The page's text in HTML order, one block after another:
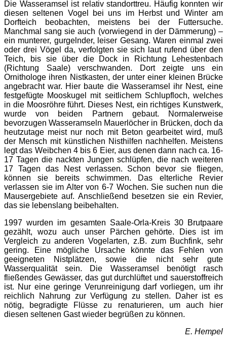
Die Wasseramsel ist relativ standorttreu. Häufig konnten wir
diesen seltenen Vogel bei uns im Herbst und Winter am
Dorfteich beobachten, meistens bei der Futtersuche.
Manchmal sang sie auch (vorwiegend in der Dämmerung) –
ein munterer, gurgelnder, leiser Gesang. Waren einmal zwei
oder drei Vögel da, verfolgten sie sich laut rufend über den
Teich, bis sie über die Dock in Richtung Lehestenbach
(Richtung Saale) verschwanden. Dort zeigte uns ein
Ornithologe ihren Nistkasten, der unter einer kleinen Brücke
angebracht war. Hier baute die Wasseramsel ihr Nest, eine
festgefügte Mooskugel mit seitlichem Schlupfloch, welches
in die Moosröhre führt. Dieses Nest, ein richtiges Kunstwerk,
wurde von beiden Partnern gebaut. Normalerweise
bevorzugen Wasseramseln Mauerlöcher in Brücken, doch da
heutzutage meist nur noch mit Beton gearbeitet wird, muß
der Mensch mit künstlichen Nisthilfen nachhelfen. Meistens
legt das Weibchen 4 bis 6 Eier, aus denen dann nach ca. 16-
17 Tagen die nackten Jungen schlüpfen, die nach weiteren
17 Tagen das Nest verlassen. Schon bevor sie fliegen,
können sie bereits schwimmen. Das elterliche Revier
verlassen sie im Alter von 6-7 Wochen. Sie suchen nun die
Mausergebiete auf. Anschließend besetzen sie ein Revier,
das sie lebenslang beibehalten.
1997 wurden im gesamten Saale-Orla-Kreis 30 Brutpaare
gezählt, wozu auch unser Pärchen gehörte. Dies ist im
Vergleich zu anderen Vogelarten, z.B. zum Buchfink, sehr
gering. Eine mögliche Ursache könnte das Fehlen von
geeigneten Nistplätzen, sowie die nicht sehr gute
Wasserqualität sein. Die Wasseramsel benötigt rasch
fließendes Gewässer, das gut durchlüftet und sauerstoffreich
ist. Nur eine geringe Verunreinigung darf vorliegen, um ihr
reichlich Nahrung zur Verfügung zu stellen. Daher ist es
nötig, begradigte Flüsse zu renaturieren, um auch hier
diesen seltenen Gast wieder begrüßen zu können.
E. Hempel